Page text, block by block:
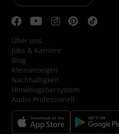
Über uns
Jobs & Karriere
Blog
Kleinanzeigen
Nachhaltigkeit
Hinweisgebersystem
Audio Professionell